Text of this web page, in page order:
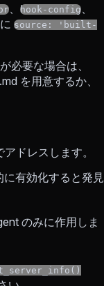
hook-config
に source: 'built-
必要な場合は、
を用意するか、
アドレスします。
に有効化すると発見
のみに作用しま